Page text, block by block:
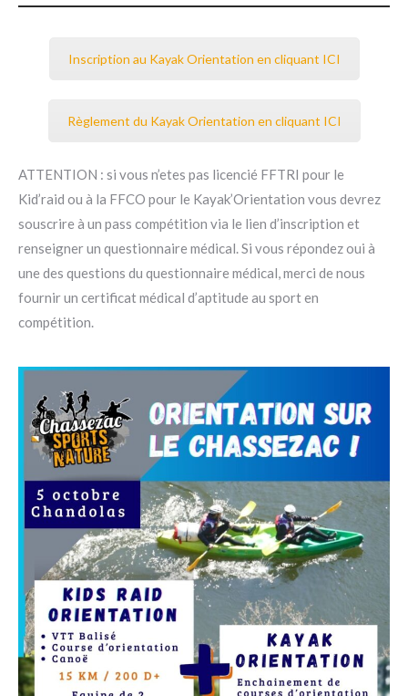
Inscription au Kayak Orientation en cliquant ICI
Règlement du Kayak Orientation en cliquant ICI
ATTENTION : si vous n’etes pas licencié FFTRI pour le
Kid’raid ou à la FFCO pour le Kayak’Orientation vous devrez
souscrire à un pass compétition via le lien d’inscription et
renseigner un questionnaire médical. Si vous répondez oui à
une des questions du questionnaire médical, merci de nous
fournir un certificat médical d’aptitude au sport en
compétition.